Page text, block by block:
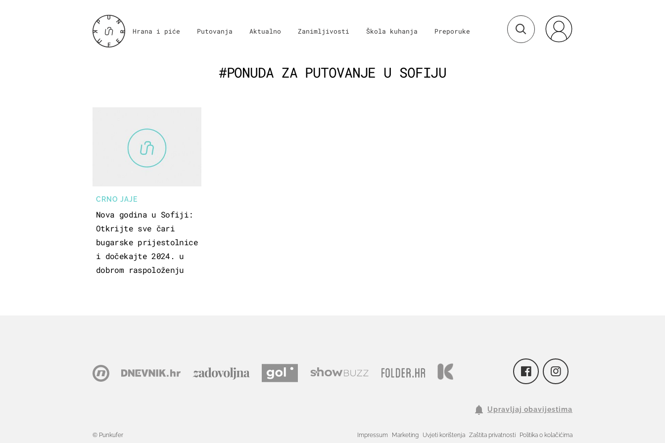
Hrana i piće Putovanja Aktualno Zanimljivosti Škola kuhanja Preporuke
#PONUDA ZA PUTOVANJE U SOFIJU
CRNO JAJE
Nova godina u Sofiji:
Otkrijte sve čari
bugarske prijestolnice
i dočekajte 2024. u
dobrom raspoloženju
Upravljaj obavijestima
© Punkufer Impressum Marketing Uvjeti korištenja Zaštita privatnosti Politika o kolačićima